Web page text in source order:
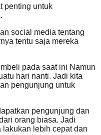
penting untuk
social media tentang
tentu saja mereka
pada saat ini Namun
hari nanti. Jadi kita
pengunjung untuk
pengunjung dan
orang biasa. Jadi
lebih cepat dan